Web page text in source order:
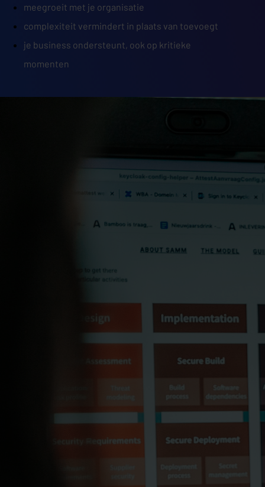
meegroeit met je organisatie
complexiteit vermindert in plaats van toevoegt
je business ondersteunt, ook op kritieke
momenten